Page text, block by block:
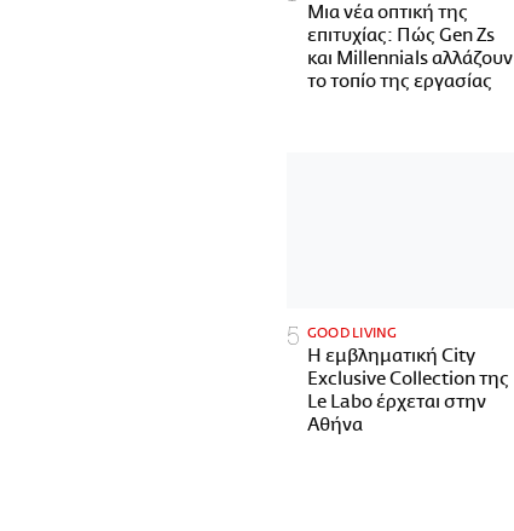
Μια νέα οπτική της
επιτυχίας: Πώς Gen Zs
και Millennials αλλάζουν
το τοπίο της εργασίας
GOOD LIVING
Η εμβληματική City
Exclusive Collection της
Le Labo έρχεται στην
Αθήνα